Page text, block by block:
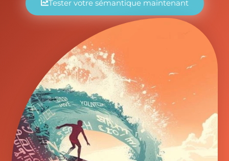
Tester votre sémantique maintenant